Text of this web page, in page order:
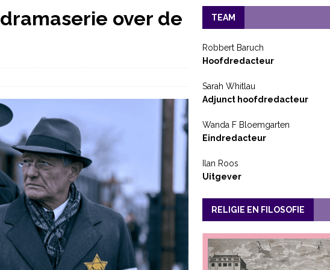
over de
TEAM
Robbert Baruch
Hoofdredacteur
Sarah Whitlau
Adjunct hoofdredacteur
Wanda F Bloemgarten
Eindredacteur
Ilan Roos
Uitgever
RELIGIE EN FILOSOFIE